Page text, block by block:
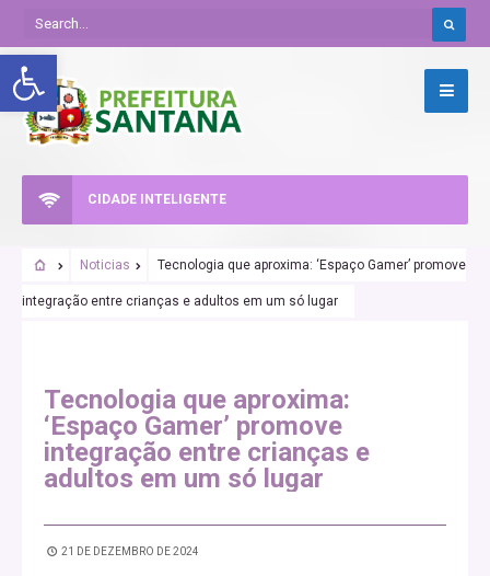
Abrir a barra de ferramentas
CIDADE INTELIGENTE
Noticias Tecnologia que aproxima: ‘Espaço Gamer’ promove
integração entre crianças e adultos em um só lugar
Tecnologia que aproxima:
‘Espaço Gamer’ promove
integração entre crianças e
adultos em um só lugar
21 DE DEZEMBRO DE 2024